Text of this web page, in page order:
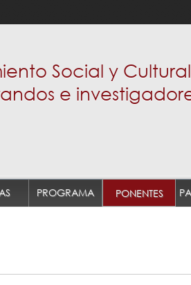
Social y Cultural
e
PROGRAMA PONENTES